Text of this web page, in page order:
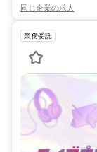
同じ企業の求人
業務委託